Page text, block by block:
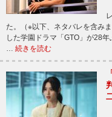
た。（※以下、ネタバレを含み
した学園ドラマ「GTO」が28
… 続きを読む